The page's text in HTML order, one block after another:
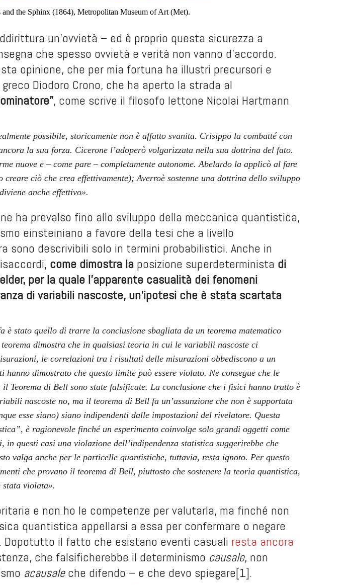
and the Sphinx (1864), Metropolitan Museum of Art (Met).
un’ovvietà – ed è proprio questa sicurezza a
che spesso ovvietà e verità non vanno d’accordo.
opinione, che per mia fortuna ha illustri precursori e
Diodoro Crono, che ha aperto la strada al
, come scrive il filosofo lettone Nicolai Hartmann
possibile, storicamente non è affatto svanita. Crisippo la combatté con
la sua forza. Cicerone l’adoperò volgarizzata nella sua dottrina del fato.
nuove e – come pare – completamente autonome. Abelardo la applicò al fare
ciò che crea effettivamente); Averroè sostenne una dottrina dello sviluppo
anche effettivo».
ha prevalso fino allo sviluppo della meccanica quantistica,
einsteiniano a favore della tesi che a livello
sono descrivibili solo in termini probabilistici. Anche in
come dimostra la posizione superdeterminista di
per la quale l’apparente casualità dei fenomeni
di variabili nascoste, un’ipotesi che è stata scartata
è stato quello di trarre la conclusione sbagliata da un teorema matematico
dimostra che in qualsiasi teoria in cui le variabili nascoste ci
le correlazioni tra i risultati delle misurazioni obbediscono a un
dimostrato che questo limite può essere violato. Ne consegue che le
Teorema di Bell sono state falsificate. La conclusione che i fisici hanno tratto è
nascoste no, ma il teorema di Bell fa un’assunzione che non è supportata
esse siano) siano indipendenti dalle impostazioni del rivelatore. Questa
è ragionevole finché un esperimento coinvolge solo grandi oggetti come
questi casi una violazione dell’indipendenza statistica suggerirebbe che
valga anche per le particelle quantistiche, tuttavia, resta ignoto. Per questo
che provano il teorema di Bell, piuttosto che sostenere la teoria quantistica,
stata violata».
e non ho le competenze per valutarla, ma finché non
quantistica appellarsi a essa per confermare o negare
Dopotutto il fatto che esistano eventi casuali resta ancora
che falsificherebbe il determinismo causale, non
acausaleche difendo – e che devo spiegare[1].